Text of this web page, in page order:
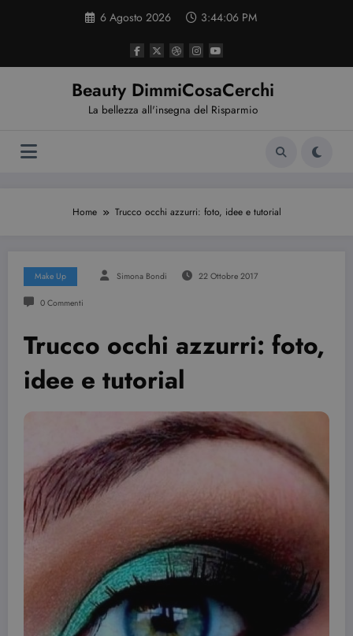
6 Agosto 2026 3:44:07 PM
Beauty DimmiCosaCerchi
La bellezza all'insegna del Risparmio
Home Trucco occhi azzurri: foto, idee e tutorial
Make Up Simona Bondi 22 Ottobre 2017
0 Commenti
Trucco occhi azzurri: foto,
idee e tutorial